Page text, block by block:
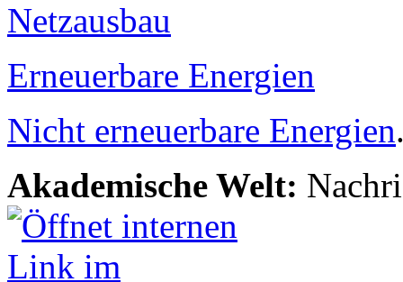
Netzausbau
Erneuerbare Energien
Nicht erneuerbare Energien
Akademische Welt: